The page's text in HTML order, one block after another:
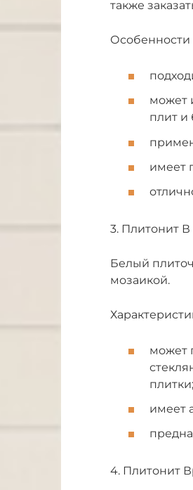
также
Особенности
может
плит и
имеет
3. Плитонит В
Белый
мозаикой.
может
плитки;
имеет
4. Плитонит